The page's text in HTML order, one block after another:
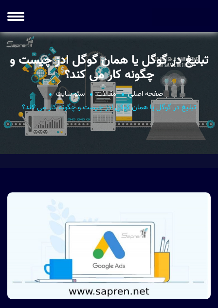
تبلیغ در گوگل یا همان گوگل ادز چیست و
چگونه کار می کند؟
صفحه اصلی مقالات
سئو سایت
تبلیغ در گوگل یا همان گوگل ادز چیست و چگونه کار می کند؟